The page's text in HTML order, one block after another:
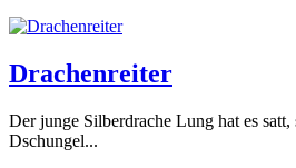
Drachenreiter
Der junge Silberdrache Lung hat es
Dschungel...